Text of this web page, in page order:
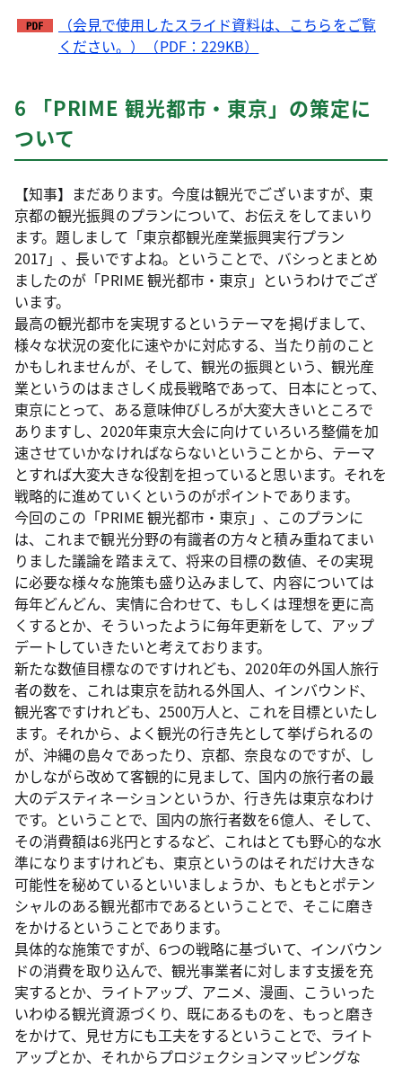
（会見で使用したスライド資料は、こちらをご覧
ください。）（PDF：229KB）
6 「PRIME 観光都市・東京」の策定に
ついて
【知事】まだあります。今度は観光でございますが、東
京都の観光振興のプランについて、お伝えをしてまいり
ます。題しまして「東京都観光産業振興実行プラン
2017」、長いですよね。ということで、バシっとまとめ
ましたのが「PRIME 観光都市・東京」というわけでござ
います。
最高の観光都市を実現するというテーマを掲げまして、
様々な状況の変化に速やかに対応する、当たり前のこと
かもしれませんが、そして、観光の振興という、観光産
業というのはまさしく成長戦略であって、日本にとって、
東京にとって、ある意味伸びしろが大変大きいところで
ありますし、2020年東京大会に向けていろいろ整備を加
速させていかなければならないということから、テーマ
とすれば大変大きな役割を担っていると思います。それを
戦略的に進めていくというのがポイントであります。
今回のこの「PRIME 観光都市・東京」、このプランに
は、これまで観光分野の有識者の方々と積み重ねてまい
りました議論を踏まえて、将来の目標の数値、その実現
に必要な様々な施策も盛り込みまして、内容については
毎年どんどん、実情に合わせて、もしくは理想を更に高
くするとか、そういったように毎年更新をして、アップ
デートしていきたいと考えております。
新たな数値目標なのですけれども、2020年の外国人旅行
者の数を、これは東京を訪れる外国人、インバウンド、
観光客ですけれども、2500万人と、これを目標といたし
ます。それから、よく観光の行き先として挙げられるの
が、沖縄の島々であったり、京都、奈良なのですが、し
かしながら改めて客観的に見まして、国内の旅行者の最
大のデスティネーションというか、行き先は東京なわけ
です。ということで、国内の旅行者数を6億人、そして、
その消費額は6兆円とするなど、これはとても野心的な水
準になりますけれども、東京というのはそれだけ大きな
可能性を秘めているといいましょうか、もともとポテン
シャルのある観光都市であるということで、そこに磨き
をかけるということであります。
具体的な施策ですが、6つの戦略に基づいて、インバウン
ドの消費を取り込んで、観光事業者に対します支援を充
実するとか、ライトアップ、アニメ、漫画、こういった
いわゆる観光資源づくり、既にあるものを、もっと磨き
をかけて、見せ方にも工夫をするということで、ライト
アップとか、それからプロジェクションマッピングな